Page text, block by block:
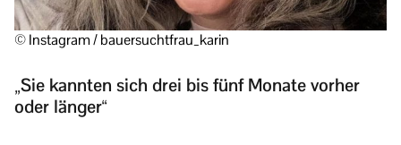
© Instagram / bauersuchtfrau_karin
„Sie kannten sich drei bis fünf Monate vorher
oder länger“